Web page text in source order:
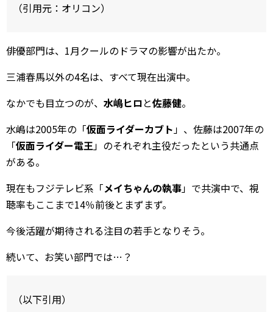
（引用元：オリコン）
俳優部門は、1月クールのドラマの影響が出たか。
三浦春馬以外の4名は、すべて現在出演中。
なかでも目立つのが、 水嶋ヒロと佐藤健。
水嶋は2005年の「仮面ライダーカブト」、佐藤は2007年の
「仮面ライダー電王」のそれぞれ主役だったという共通点
がある。
現在もフジテレビ系「メイちゃんの執事」で共演中で、視
聴率もここまで14％前後とまずまず。
今後活躍が期待される注目の若手となりそう。
続いて、お笑い部門では…？
（以下引用）